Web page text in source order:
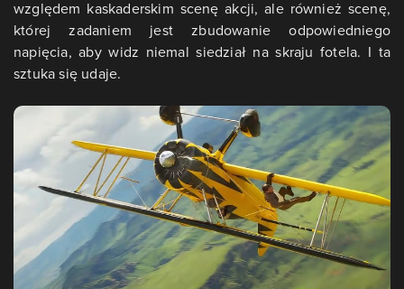
względem kaskaderskim scenę akcji, ale również scenę,
której zadaniem jest zbudowanie odpowiedniego
napięcia, aby widz niemal siedział na skraju fotela. I ta
sztuka się udaje.